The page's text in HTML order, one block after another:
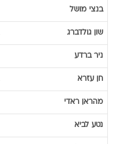
בנצי מושל
שון גולדברג
ניר ברדע
חן עזרא
מהראן ראדי
נטע לביא